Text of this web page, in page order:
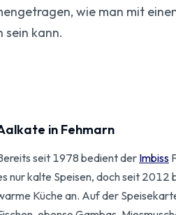
wie man mit
kann.
in Fehmarn
seit 1978 bedient der Imbiss
nur kalte Speisen, doch seit 2012
Küche an. Auf der